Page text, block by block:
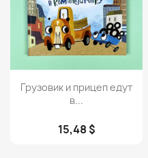
Просмотр
Грузовик и прицеп едут
в...
15,48 $